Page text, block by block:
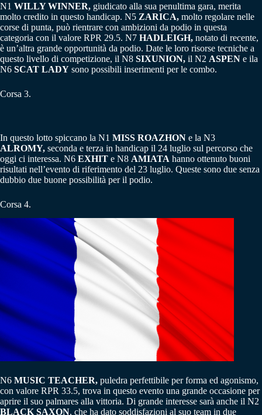
N1 WILLY WINNER, giudicato alla sua penultima gara, merita
molto credito in questo handicap. N5 ZARICA, molto regolare nelle
corse di punta, può rientrare con ambizioni da podio in questa
categoria con il valore RPR 29.5. N7 HADLEIGH, notato di recente,
è un’altra grande opportunità da podio. Date le loro risorse tecniche a
questo livello di competizione, il N8 SIXUNION, il N2 ASPEN e ila
N6 SCAT LADY sono possibili inserimenti per le combo.
Corsa 3.
In questo lotto spiccano la N1 MISS ROAZHON e la N3
ALROMY, seconda e terza in handicap il 24 luglio sul percorso che
oggi ci interessa. N6 EXHIT e N8 AMIATA hanno ottenuto buoni
risultati nell’evento di riferimento del 23 luglio. Queste sono due senza
dubbio due buone possibilità per il podio.
Corsa 4.
N6 MUSIC TEACHER, puledra perfettibile per forma ed agonismo,
con valore RPR 33.5, trova in questo evento una grande occasione per
aprire il suo palmares alla vittoria. Di grande interesse sarà anche il N2
BLACK SAXON, che ha dato soddisfazioni al suo team in due